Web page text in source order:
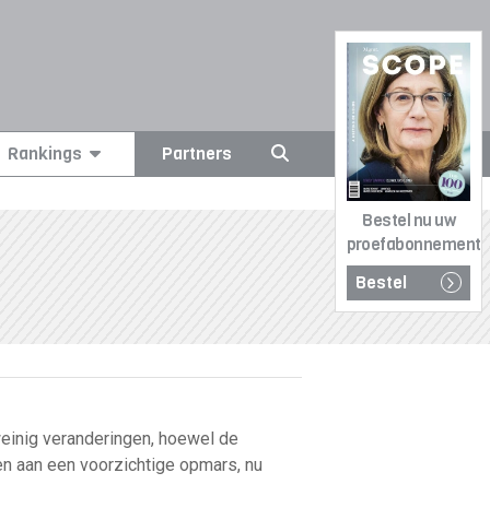
Bestel nu uw
proefabonnement
Bestel
Rankings Partners
veranderingen, hoewel de
aan een voorzichtige opmars, nu